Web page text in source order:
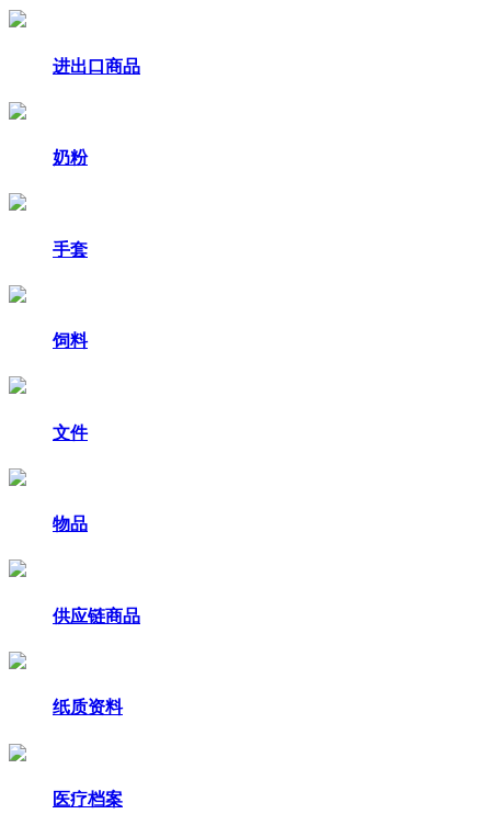
进出口商品
奶粉
手套
饲料
文件
物品
供应链商品
纸质资料
医疗档案